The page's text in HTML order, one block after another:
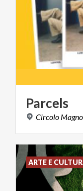
Parcels
Circolo
ARTE E